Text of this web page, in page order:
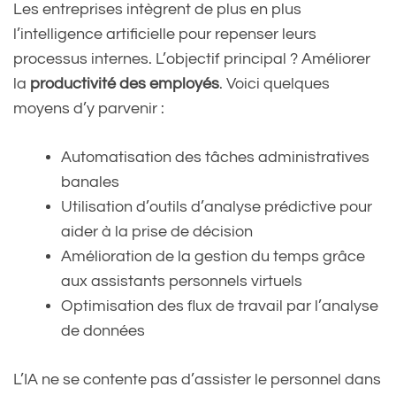
Les entreprises intègrent de plus en plus
l’intelligence artificielle pour repenser leurs
processus internes. L’objectif principal ? Améliorer
la productivité des employés. Voici quelques
moyens d’y parvenir :
Automatisation des tâches administratives
banales
Utilisation d’outils d’analyse prédictive pour
aider à la prise de décision
Amélioration de la gestion du temps grâce
aux assistants personnels virtuels
Optimisation des flux de travail par l’analyse
de données
L’IA ne se contente pas d’assister le personnel dans